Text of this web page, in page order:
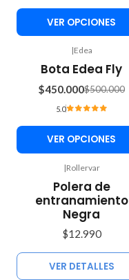
VER OPCIONES
|Edea
Bota Edea Fly
$450.000$500.000
5.0
VER OPCIONES
|Rollervar
Polera de
entranamiento
Negra
$12.990
VER DETALLES